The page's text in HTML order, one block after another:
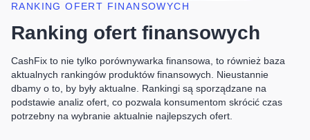
RANKING OFERT FINANSOWYCH
Ranking ofert finansowych
CashFix to nie tylko porównywarka finansowa, to również baza
aktualnych rankingów produktów finansowych. Nieustannie
dbamy o to, by były aktualne. Rankingi są sporządzane na
podstawie analiz ofert, co pozwala konsumentom skrócić czas
potrzebny na wybranie aktualnie najlepszych ofert.